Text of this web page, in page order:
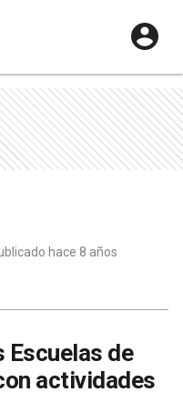
hace 8 años
Escuelas de
actividades